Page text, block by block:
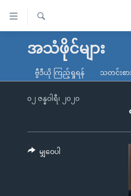
လွယ်ကူ
သည့်
မူလစာမျက်နှာ
ကမ္ဘာ့သတင်းများ
နိုင်ငံတကာ
တရုတ်
အစ္စရေး-ပါလက်စတိုင်း
ရပ်ဝန်းတခု လမ်းတခု အလွန်
အင်္ဂလိပ်စာလေ့လာမယ်
ရ
အသံဖိုင်များ
ဗွီဒီယို ကြည့်ရှုရန် သတင်းစာ
၀၂ ဇန္နဝါရီ၊ ၂၀၂၀
မျှဝေပါ